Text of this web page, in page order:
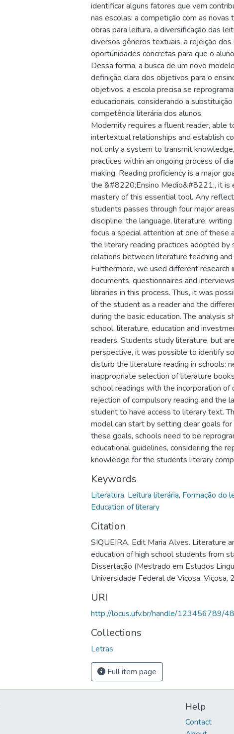
identificar alguns fatores que vem
nas escolas: a competição com as
obras para leitura, a diversificação das
diversos gêneros textuais, a rejeição
oportunidades concretas para que o
Dessa forma, a busca de um novo
definição clara dos objetivos para o
objetivos, a escola precisa se
educacionais, considerando a
competência literária dos alunos.
Modernity requires a fluent reader, able
intertextual relationships and establish
not only a system to transmit
practices within an ongoing process of
making. Reading proficiency is a major
the &#8220;Ensino Medio&#8221;, it is
mastery of this essential tool. Any
students passes through four major
discipline: the language, literature,
focus a special attention at one of these
the literary reading practices adopted by
relations between literature teaching
Furthermore, we used different
documents, questionnaires and
libraries in this process. Thus, it was
of the student as a reader and the
during the basic education. The analysis
school, literature, education and
readers. Students study literature, but
perspective, it was possible to identify
disturb the literature reading in schools:
inappropriate selection of literature
school readings with the incorporation
rejection of compulsory reading and the
student to have access to literary text.
model can start by setting clear goals
these goals, schools need to be
educational guidelines, considering the
knowledge for the students literary
Keywords
Literatura, Leitura literária, Formação do
Education of literary
Citation
SIQUEIRA, Edit Maria Alves. Literature
education of high school students from
Dissertação (Mestrado em Estudos
Universidade Federal de Viçosa, Viçosa,
URI
http://locus.ufv.br/handle/123456789/
Collections
Letras
Full item page
Help
Contact